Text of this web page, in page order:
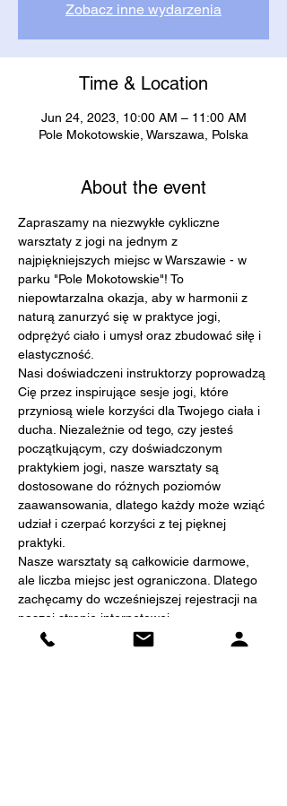
Zobacz inne wydarzenia
Time & Location
Jun 24, 2023, 10:00 AM – 11:00 AM
Pole Mokotowskie, Warszawa, Polska
About the event
Zapraszamy na niezwykłe cykliczne
warsztaty z jogi na jednym z
najpiękniejszych miejsc w Warszawie - w
parku "Pole Mokotowskie"! To
niepowtarzalna okazja, aby w harmonii z
naturą zanurzyć się w praktyce jogi,
odprężyć ciało i umysł oraz zbudować siłę i
elastyczność.
Nasi doświadczeni instruktorzy poprowadzą
Cię przez inspirujące sesje jogi, które
przyniosą wiele korzyści dla Twojego ciała i
ducha. Niezależnie od tego, czy jesteś
początkującym, czy doświadczonym
praktykiem jogi, nasze warsztaty są
dostosowane do różnych poziomów
zaawansowania, dlatego każdy może wziąć
udział i czerpać korzyści z tej pięknej
praktyki.
Nasze warsztaty są całkowicie darmowe,
ale liczba miejsc jest ograniczona. Dlatego
zachęcamy do wcześniejszej rejestracji na
naszej stronie internetowej
www.theclass.pl, aby zapewnić sobie